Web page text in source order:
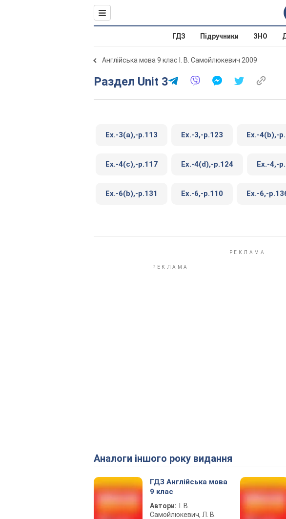
ГДЗ Підручники ЗНО
Англійська мова 9 клас І. В. Самойлюкевич 2009
Раздел Unit 3
Ex.-3(a),-p.113 Ex.-3,-p.123 Ex.-4(b),-
Ex.-4(c),-p.117 Ex.-4(d),-p.124 Ex.-4,-
Ex.-6(b),-p.131 Ex.-6,-p.110 Ex.-6,-
Аналоги іншого року видання
ГДЗ Англійська мова
9 клас
Автори:
І. В.
Самойлюкевич, Л. В.